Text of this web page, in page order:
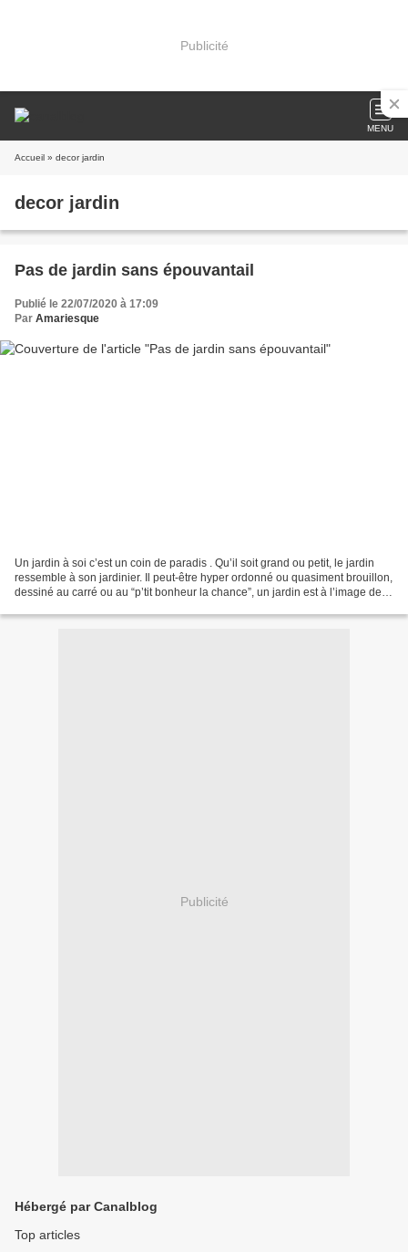
Publicité
MENU
Accueil » decor jardin
decor jardin
Pas de jardin sans épouvantail
Publié le 22/07/2020 à 17:09
Par Amariesque
Un jardin à soi c’est un coin de paradis . Qu’il soit grand ou petit, le jardin
ressemble à son jardinier. Il peut-être hyper ordonné ou quasiment brouillon,
dessiné au carré ou au “p’tit bonheur la chance”, un jardin est à l’image de
Publicité
Hébergé par Canalblog
Top articles